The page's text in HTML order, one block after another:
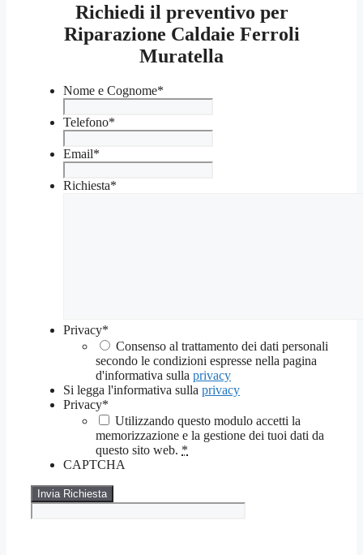
Richiedi il preventivo per
Riparazione Caldaie Ferroli
Muratella
Nome e Cognome*
Telefono*
Email*
Richiesta*
Privacy*
Consenso al trattamento dei dati personali
secondo le condizioni espresse nella pagina
d'informativa sulla privacy
Si legga l'informativa sulla privacy
Privacy*
Utilizzando questo modulo accetti la
memorizzazione e la gestione dei tuoi dati da
questo sito web. *
CAPTCHA